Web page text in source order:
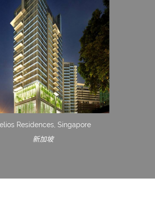
Residences, Singapore
新加坡